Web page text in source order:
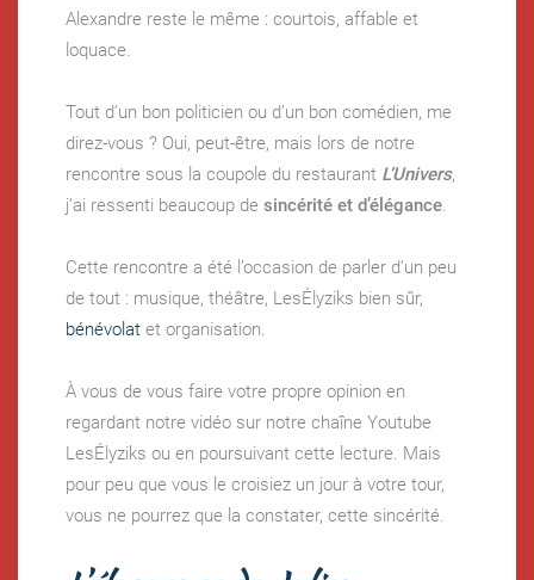
Alexandre reste le même : courtois, affable et
loquace.
Tout d’un bon politicien ou d’un bon comédien, me
direz-vous ? Oui, peut-être, mais lors de notre
rencontre sous la coupole du restaurant L’Univers,
j’ai ressenti beaucoup de sincérité et d’élégance.
Cette rencontre a été l’occasion de parler d’un peu
de tout : musique, théâtre, LesÉlyziks bien sûr,
bénévolat et organisation.
À vous de vous faire votre propre opinion en
regardant notre vidéo sur notre chaîne Youtube
LesÉlyziks ou en poursuivant cette lecture. Mais
pour peu que vous le croisiez un jour à votre tour,
vous ne pourrez que la constater, cette sincérité.